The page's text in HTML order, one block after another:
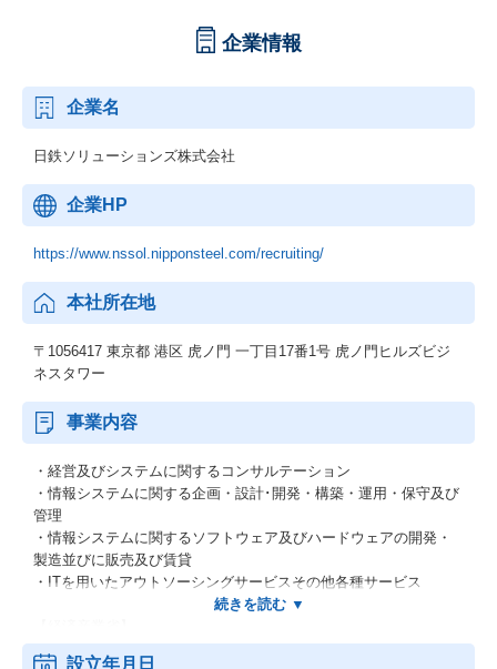
企業情報
企業名
日鉄ソリューションズ株式会社
企業HP
https://www.nssol.nipponsteel.com/recruiting/
本社所在地
〒1056417 東京都 港区 虎ノ門 一丁目17番1号 虎ノ門ヒルズビジ
ネスタワー
事業内容
・経営及びシステムに関するコンサルテーション
・情報システムに関する企画・設計･開発・構築・運用・保守及び
管理
・情報システムに関するソフトウェア及びハードウェアの開発・
製造並びに販売及び賃貸
・ITを用いたアウトソーシングサービスその他各種サービス
システムインテグレータ登録企業
設立年月日